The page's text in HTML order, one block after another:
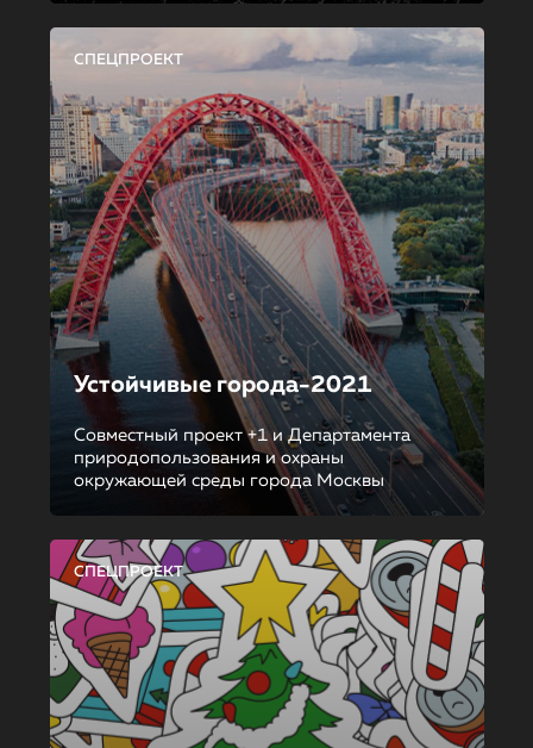
СПЕЦПРОЕКТ
Устойчивые города-2021
Совместный проект +1 и Департамента
природопользования и охраны
окружающей среды города Москвы
СПЕЦПРОЕКТ